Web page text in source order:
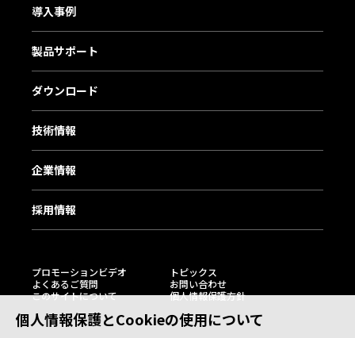
個人情報保護とCookieの使用について
導入事例
製品サポート
ダウンロード
技術情報
企業情報
採用情報
プロモーションビデオ
トピックス
よくあるご質問
お問い合わせ
このサイトについて
個人情報保護方針